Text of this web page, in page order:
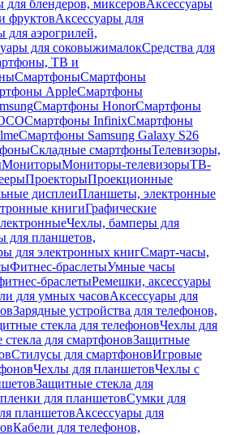
для блендеров, миксеровАксессуары
фруктовАксессуары для
для аэрогрилей,
для соковыжималокСредства для
ТВ и
СмартфоныСмартфоны
AppleСмартфоны
Смартфоны HonorСмартфоны
Смартфоны InfinixСмартфоны
Смартфоны Samsung Galaxy S26
Складные смартфоныТелевизоры,
МониторыМониторы-телевизорыТВ-
ПроекторыПроекционные
дисплеиПланшеты, электронные
книгиГрафические
Чехлы, бамперы для
для планшетов,
для электронных книгСмарт-часы,
Фитнес-браслетыУмные часы
браслетыРемешки, аксессуары
для умных часовАксессуары для
Зарядные устройства для телефонов,
стекла для телефоновЧехлы для
для смартфоновЗащитные
Стилусы для смартфоновИгровые
Чехлы для планшетовЧехлы с
Защитные стекла для
для планшетовСумки для
планшетовАксессуары для
Кабели для телефонов,